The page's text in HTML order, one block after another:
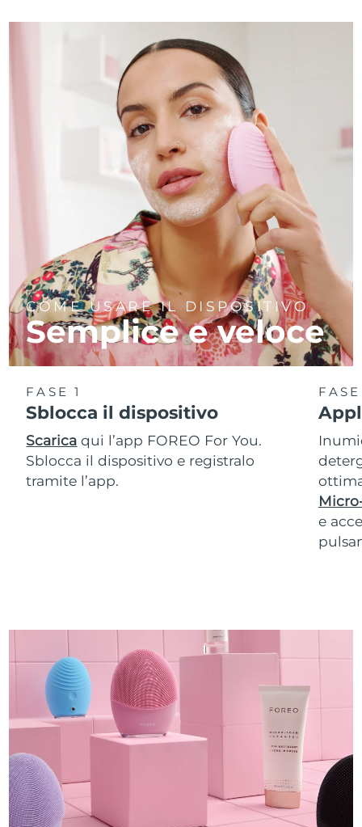
COME USARE IL DISPOSITIVO
Semplice e veloce
FASE 1
Sblocca il dispositivo
Scarica qui l’app FOREO For You.
Sblocca il dispositivo e registralo
tramite l’app.
e